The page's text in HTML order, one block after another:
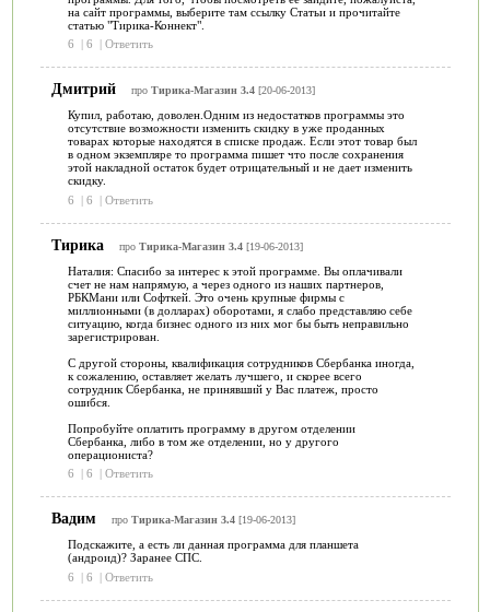
на сайт программы, выберите там ссылку Статьи и прочитайте
статью "Тирика-Коннект".
6
| 6 | Ответить
Дмитрий про Тирика-Магазин 3.4[20-06-2013]
Купил, работаю, доволен.Одним из недостатков программы это
отсутствие возможности изменить скидку в уже проданных
товарах которые находятся в списке продаж. Если этот товар был
в одном экземпляре то программа пишет что после сохранения
этой накладной остаток будет отрицательный и не дает изменить
скидку.
6
| 6 | Ответить
Тирика про Тирика-Магазин 3.4[19-06-2013]
Наталия: Спасибо за интерес к этой программе. Вы оплачивали
счет не нам напрямую, а через одного из наших партнеров,
РБКМани или Софткей. Это очень крупные фирмы с
миллионными (в долларах) оборотами, я слабо представляю себе
ситуацию, когда бизнес одного из них мог бы быть неправильно
зарегистрирован.
С другой стороны, квалификация сотрудников Сбербанка иногда,
к сожалению, оставляет желать лучшего, и скорее всего
сотрудник Сбербанка, не принявший у Вас платеж, просто
ошибся.
Попробуйте оплатить программу в другом отделении
Сбербанка, либо в том же отделении, но у другого
операциониста?
6
| 6 | Ответить
Вадим про Тирика-Магазин 3.4[19-06-2013]
Подскажите, а есть ли данная программа для планшета
(андроид)? Заранее СПС.
6
| 6 | Ответить